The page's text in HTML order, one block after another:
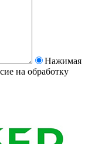
Нажимая
на обработку